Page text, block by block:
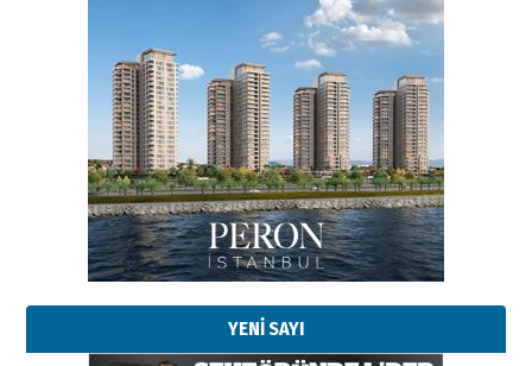
YENİ SAYI
Esat BİNDESEN
Başkan Sekmen’den Erzurum’a
bir vizyon proje daha!
02 Ağustos 2026 Pazar
Kadir SABUNCUOĞLU
Erzurumspor’un köşe taşları
29 Haziran 2026 Pazartesi
Kenan GÜLERCİ